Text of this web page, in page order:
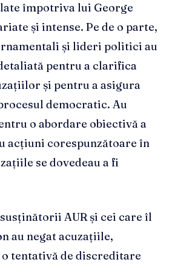
împotriva lui George
și intense. Pe de o parte,
și lideri politici au
pentru a clarifica
și pentru a asigura
democratic. Au
o abordare obiectivă a
acțiuni corespunzătoare în
se dovedeau a fi
AUR și cei care îl
au negat acuzațiile,
tentativă de discreditare